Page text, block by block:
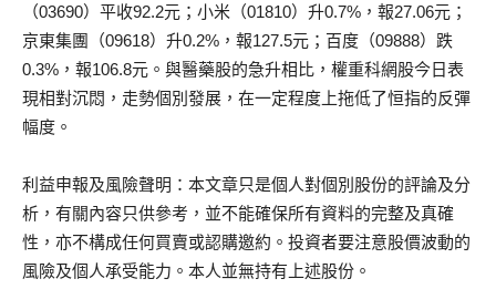
（03690）平收92.2元；小米（01810）升0.7%，報27.06元；
京東集團（09618）升0.2%，報127.5元；百度（09888）跌
0.3%，報106.8元。與醫藥股的急升相比，權重科網股今日表
現相對沉悶，走勢個別發展，在一定程度上拖低了恒指的反彈
幅度。
利益申報及風險聲明：本文章只是個人對個別股份的評論及分
析，有關內容只供參考，並不能確保所有資料的完整及真確
性，亦不構成任何買賣或認購邀約。投資者要注意股價波動的
風險及個人承受能力。本人並無持有上述股份。